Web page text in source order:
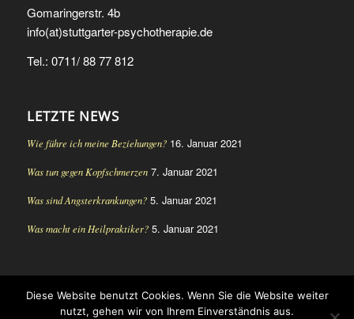
Gomaringerstr. 4b
info(at)stuttgarter-psychotherapie.de
Tel.: 0711/ 88 77 812
LETZTE NEWS
Wie führe ich meine Beziehungen? 16. Januar 2021
Was tun gegen Kopfschmerzen 7. Januar 2021
Was sind Angsterkrankungen? 5. Januar 2021
Was macht ein Heilpraktiker? 5. Januar 2021
© Copyright - Heilpraktikerin für Psychotherapie Stuttgart Ute Steinke-
Diese Website benutzt Cookies. Wenn Sie die Website weiter
nutzt, gehen wir von Ihrem Einverständnis aus.